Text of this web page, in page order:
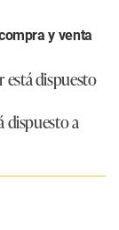
y venta
está dispuesto
dispuesto a